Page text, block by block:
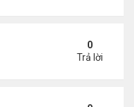
0
Trả lời